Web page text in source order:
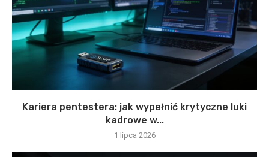
Kariera pentestera: jak wypełnić krytyczne luki
kadrowe w...
1 lipca 2026